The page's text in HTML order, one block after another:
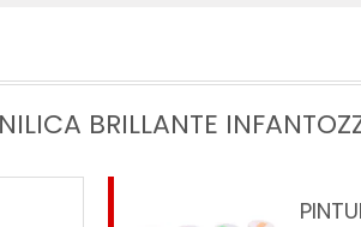
BRILLANTE